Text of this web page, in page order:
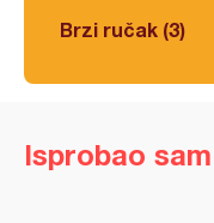
Brzi ručak (3)
Isprobao sam